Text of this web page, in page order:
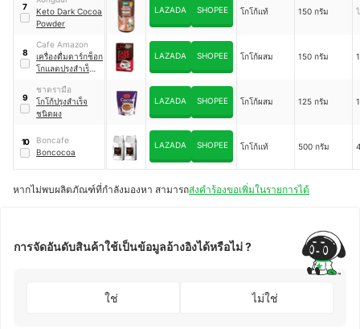
7
Keto Dark Cocoa
Powder
LAZADA SHOPEE โกโก้แท้ 150 กรัม
8
Cafe Amazon
เครื่องดื่มดาร์กช็อก
โกแลตปรุงสำเร็จ
LAZADA SHOPEE โกโก้ผสม 150 กรัม
9
ชาตรามือ
โกโก้ปรุงสำเร็จ
ชนิดผง
LAZADA SHOPEE โกโก้ผสม 125 กรัม
10
Boncafe
Boncocoa
LAZADA SHOPEE โกโก้แท้ 500 กรัม
หากไม่พบผลิตภัณฑ์ที่กำลังมองหา สามารถส่งคำร้องขอเพิ่มในรายการได้
การจัดอันดับสินค้าใช้เป็นข้อมูลอ้างอิงได้หรือไม่ ?
ใช่ ไม่ใช่